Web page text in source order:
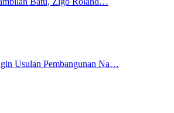
Usulan Pembangunan Na…